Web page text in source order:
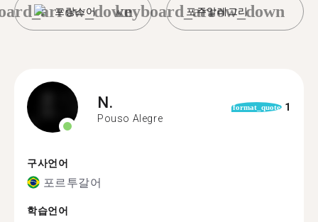
프랑스어 포주알레그리
keyboard_arrow_down
N.
Pouso Alegre
format_quote 1
구사언어
포르투갈어
학습언어